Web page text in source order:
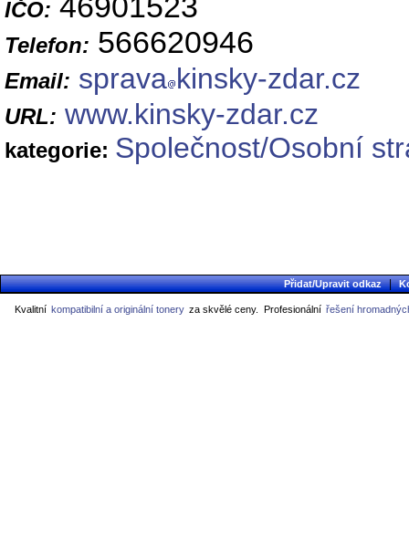
IČO:
Telefon: 566620946
Email: sprava kinsky-zdar.cz
URL: www.kinsky-zdar.cz
kategorie: Společnost/Osobní
Přidat/Upravit odkaz |
Kvalitní kompatibilní a originální tonery za skvělé ceny. Profesionální řešení